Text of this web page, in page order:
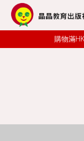
購物滿